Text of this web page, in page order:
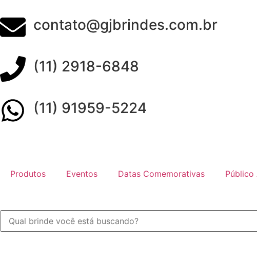
contato@gjbrindes.com.br
(11) 2918-6848
(11) 91959-5224
Produtos Eventos Datas Comemorativas Público